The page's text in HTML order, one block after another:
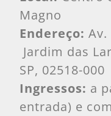
Magno
Endereço:
Jardim das
SP, 02518-000
Ingressos: a
entrada) e